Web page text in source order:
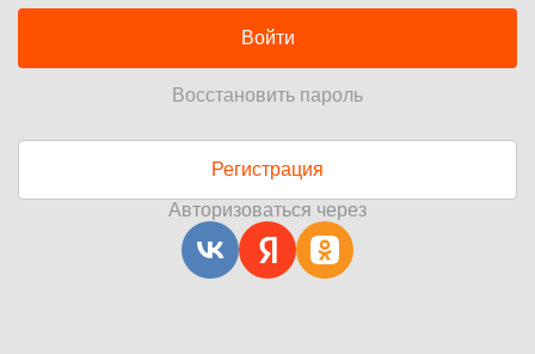
Войти
Восстановить пароль
Регистрация
Авторизоваться через